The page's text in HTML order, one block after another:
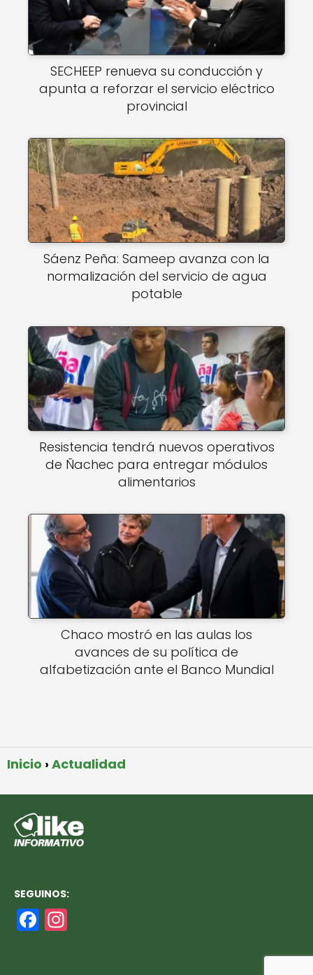
SECHEEP renueva su conducción y
apunta a reforzar el servicio eléctrico
provincial
Sáenz Peña: Sameep avanza con la
normalización del servicio de agua
potable
Resistencia tendrá nuevos operativos
de Ñachec para entregar módulos
alimentarios
Chaco mostró en las aulas los
avances de su política de
alfabetización ante el Banco Mundial
Inicio Actualidad
SEGUINOS:
F
a